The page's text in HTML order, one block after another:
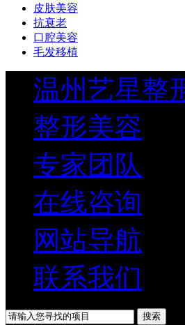
皮肤美容
抗衰老
口腔美容
毛发移植
温州艺星整
整形美容
专家团队
在线咨询
网站导航
联系我们